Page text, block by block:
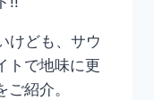
けども、サウ
トで地味に更
紹介。